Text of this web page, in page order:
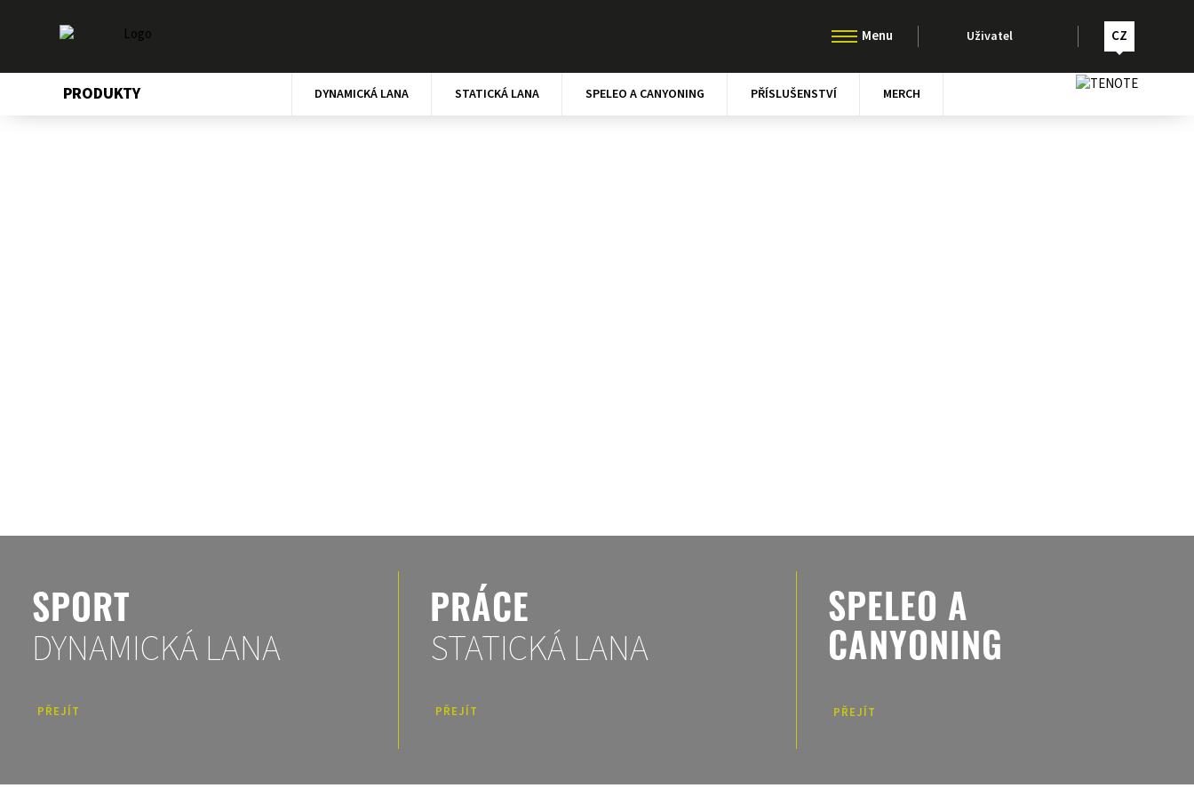
Uživatel CZ
PRODUKTY DYNAMICKÁ LANA STATICKÁ LANA SPELEO A CANYONING PŘÍSLUŠENSTVÍ MERCH
SPORT
DYNAMICKÁ LANA
PŘEJÍT
PRÁCE
STATICKÁ LANA
PŘEJÍT
SPELEO A
CANYONING
PŘEJÍT